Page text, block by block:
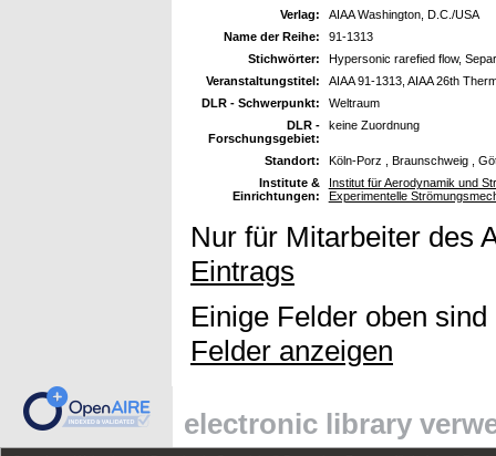
Verlag:
AIAA Washington, D.C./USA
Name der Reihe:
91-1313
Stichwörter:
Hypersonic rarefied flow,
Veranstaltungstitel:
AIAA 91-1313, AIAA 26th
DLR - Schwerpunkt:
Weltraum
DLR -
Forschungsgebiet:
keine Zuordnung
Standort:
Köln-Porz , Braunschweig ,
Institute &
Einrichtungen:
Institut für Aerodynamik und
Experimentelle
Nur für Mitarbeiter des
Eintrags
Einige Felder oben
Felder anzeigen
electronic library